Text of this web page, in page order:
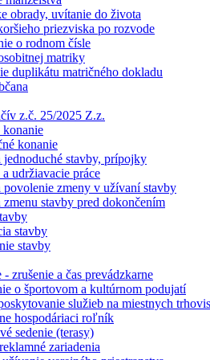
obrady, uvítanie do života
priezviska po rozvode
o rodnom čísle
matriky
duplikátu matričného dokladu
z.č. 25/2025 Z.z.
konanie
konanie
jednoduché stavby, prípojky
a udržiavacie práce
povolenie zmeny v užívaní stavby
zmenu stavby pred dokončením
stavby
stavby
- zrušenie a čas prevádzkarne
o športovom a kultúrnom podujatí
služieb na miestnych
hospodáriaci roľník
sedenie (terasy)
zariadenia